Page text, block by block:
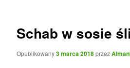
Schab w sosie
Opublikowany3 marca 2018przez